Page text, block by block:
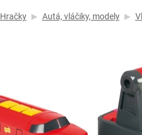
Hračky Autá, vláčiky, modely